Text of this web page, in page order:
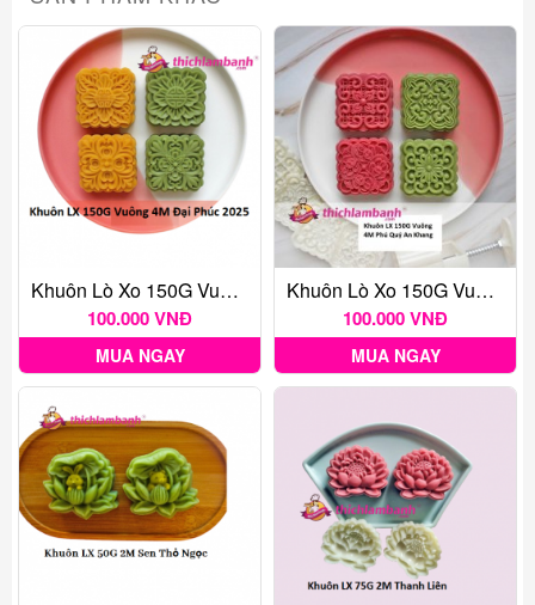
Khuôn Lò Xo 150G Vuông 4M Đại Phúc 2025
100.000 VNĐ
MUA NGAY
Khuôn Lò Xo 150G Vuông 4M Phú Quý An Khang
100.000 VNĐ
MUA NGAY